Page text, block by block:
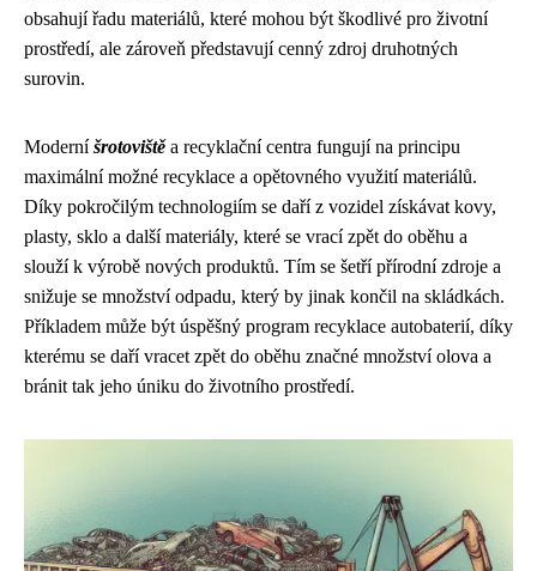
obsahují řadu materiálů, které mohou být škodlivé pro životní
prostředí, ale zároveň představují cenný zdroj druhotných
surovin.
Moderníšrotovištěa recyklační centra fungují na principu
maximální možné recyklace a opětovného využití materiálů.
Díky pokročilým technologiím se daří z vozidel získávat kovy,
plasty, sklo a další materiály, které se vrací zpět do oběhu a
slouží k výrobě nových produktů. Tím se šetří přírodní zdroje a
snižuje se množství odpadu, který by jinak končil na skládkách.
Příkladem může být úspěšný program recyklace autobaterií, díky
kterému se daří vracet zpět do oběhu značné množství olova a
bránit tak jeho úniku do životního prostředí.